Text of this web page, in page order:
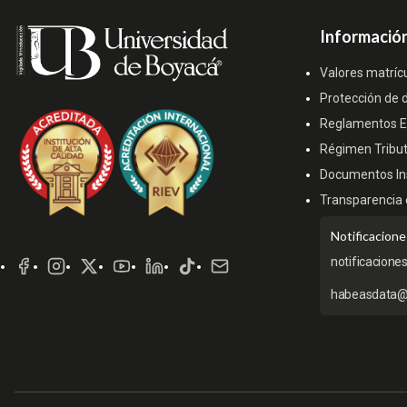
Sociales
Valores
Protección de
Reglamentos
Régimen
Documentos
Transparencia